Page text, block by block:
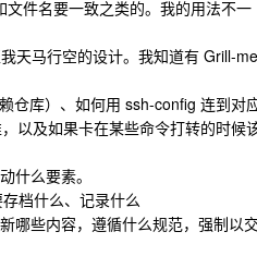
件名要一致之类的。我的用法不一
天马行空的设计。我知道有 Grill-me
仓库）、如何用 ssh-config 连到对
以及如果卡在某些命令打转的时候
什么要素。
档什么、记录什么
哪些内容，遵循什么规范，强制以